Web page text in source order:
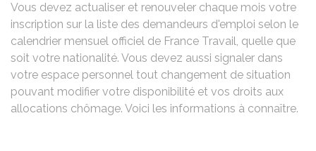
Vous devez actualiser et renouveler chaque mois votre
inscription sur la liste des demandeurs d'emploi selon le
calendrier mensuel officiel de France Travail, quelle que
soit votre nationalité. Vous devez aussi signaler dans
votre espace personnel tout changement de situation
pouvant modifier votre disponibilité et vos droits aux
allocations chômage. Voici les informations à connaître.